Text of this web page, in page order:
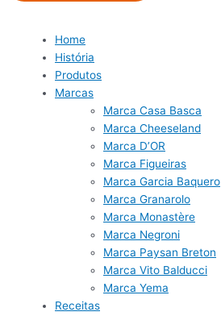
Home
História
Produtos
Marcas
Marca Casa Basca
Marca Cheeseland
Marca D’OR
Marca Figueiras
Marca Garcia Baquero
Marca Granarolo
Marca Monastère
Marca Negroni
Marca Paysan Breton
Marca Vito Balducci
Marca Yema
Receitas